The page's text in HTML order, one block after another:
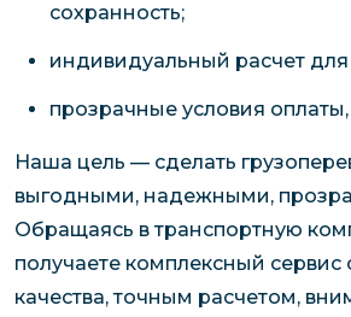
сохранность;
индивидуальный расчет для
прозрачные условия оплаты,
Наша цель — сделать
выгодными, надежными,
Обращаясь в транспортную
получаете комплексный сервис
качества, точным расчетом,